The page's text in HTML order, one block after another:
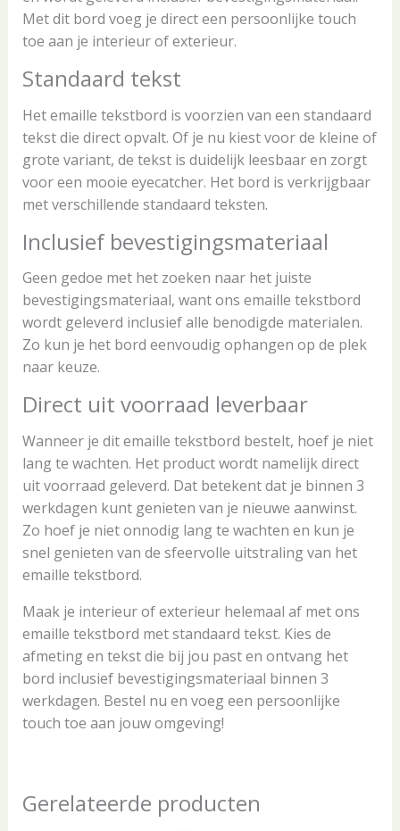
Met dit bord voeg je direct een persoonlijke touch
toe aan je interieur of exterieur.
Standaard tekst
Het emaille tekstbord is voorzien van een standaard
tekst die direct opvalt. Of je nu kiest voor de kleine of
grote variant, de tekst is duidelijk leesbaar en zorgt
voor een mooie eyecatcher. Het bord is verkrijgbaar
met verschillende standaard teksten.
Inclusief bevestigingsmateriaal
Geen gedoe met het zoeken naar het juiste
bevestigingsmateriaal, want ons emaille tekstbord
wordt geleverd inclusief alle benodigde materialen.
Zo kun je het bord eenvoudig ophangen op de plek
naar keuze.
Direct uit voorraad leverbaar
Wanneer je dit emaille tekstbord bestelt, hoef je niet
lang te wachten. Het product wordt namelijk direct
uit voorraad geleverd. Dat betekent dat je binnen 3
werkdagen kunt genieten van je nieuwe aanwinst.
Zo hoef je niet onnodig lang te wachten en kun je
snel genieten van de sfeervolle uitstraling van het
emaille tekstbord.
Maak je interieur of exterieur helemaal af met ons
emaille tekstbord met standaard tekst. Kies de
afmeting en tekst die bij jou past en ontvang het
bord inclusief bevestigingsmateriaal binnen 3
werkdagen. Bestel nu en voeg een persoonlijke
touch toe aan jouw omgeving!
Gerelateerde producten